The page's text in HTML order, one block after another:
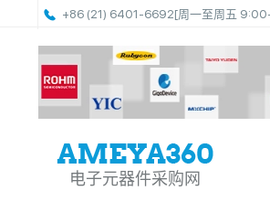
+86 (21) 6401-6692[周一至周五
电子元器件采购网